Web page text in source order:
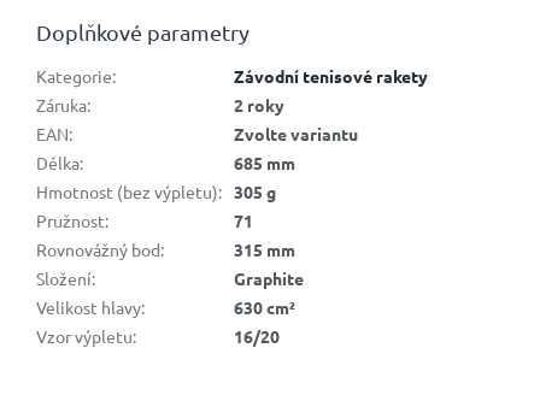
Doplňkové parametry
Kategorie:
Závodní tenisové rakety
Záruka:
2 roky
EAN:
Zvolte variantu
Délka:
685 mm
Hmotnost (bez výpletu): 305 g
Pružnost:
71
Rovnovážný bod:
315 mm
Složení:
Graphite
Velikost hlavy:
630 cm²
Vzor výpletu: 16/20